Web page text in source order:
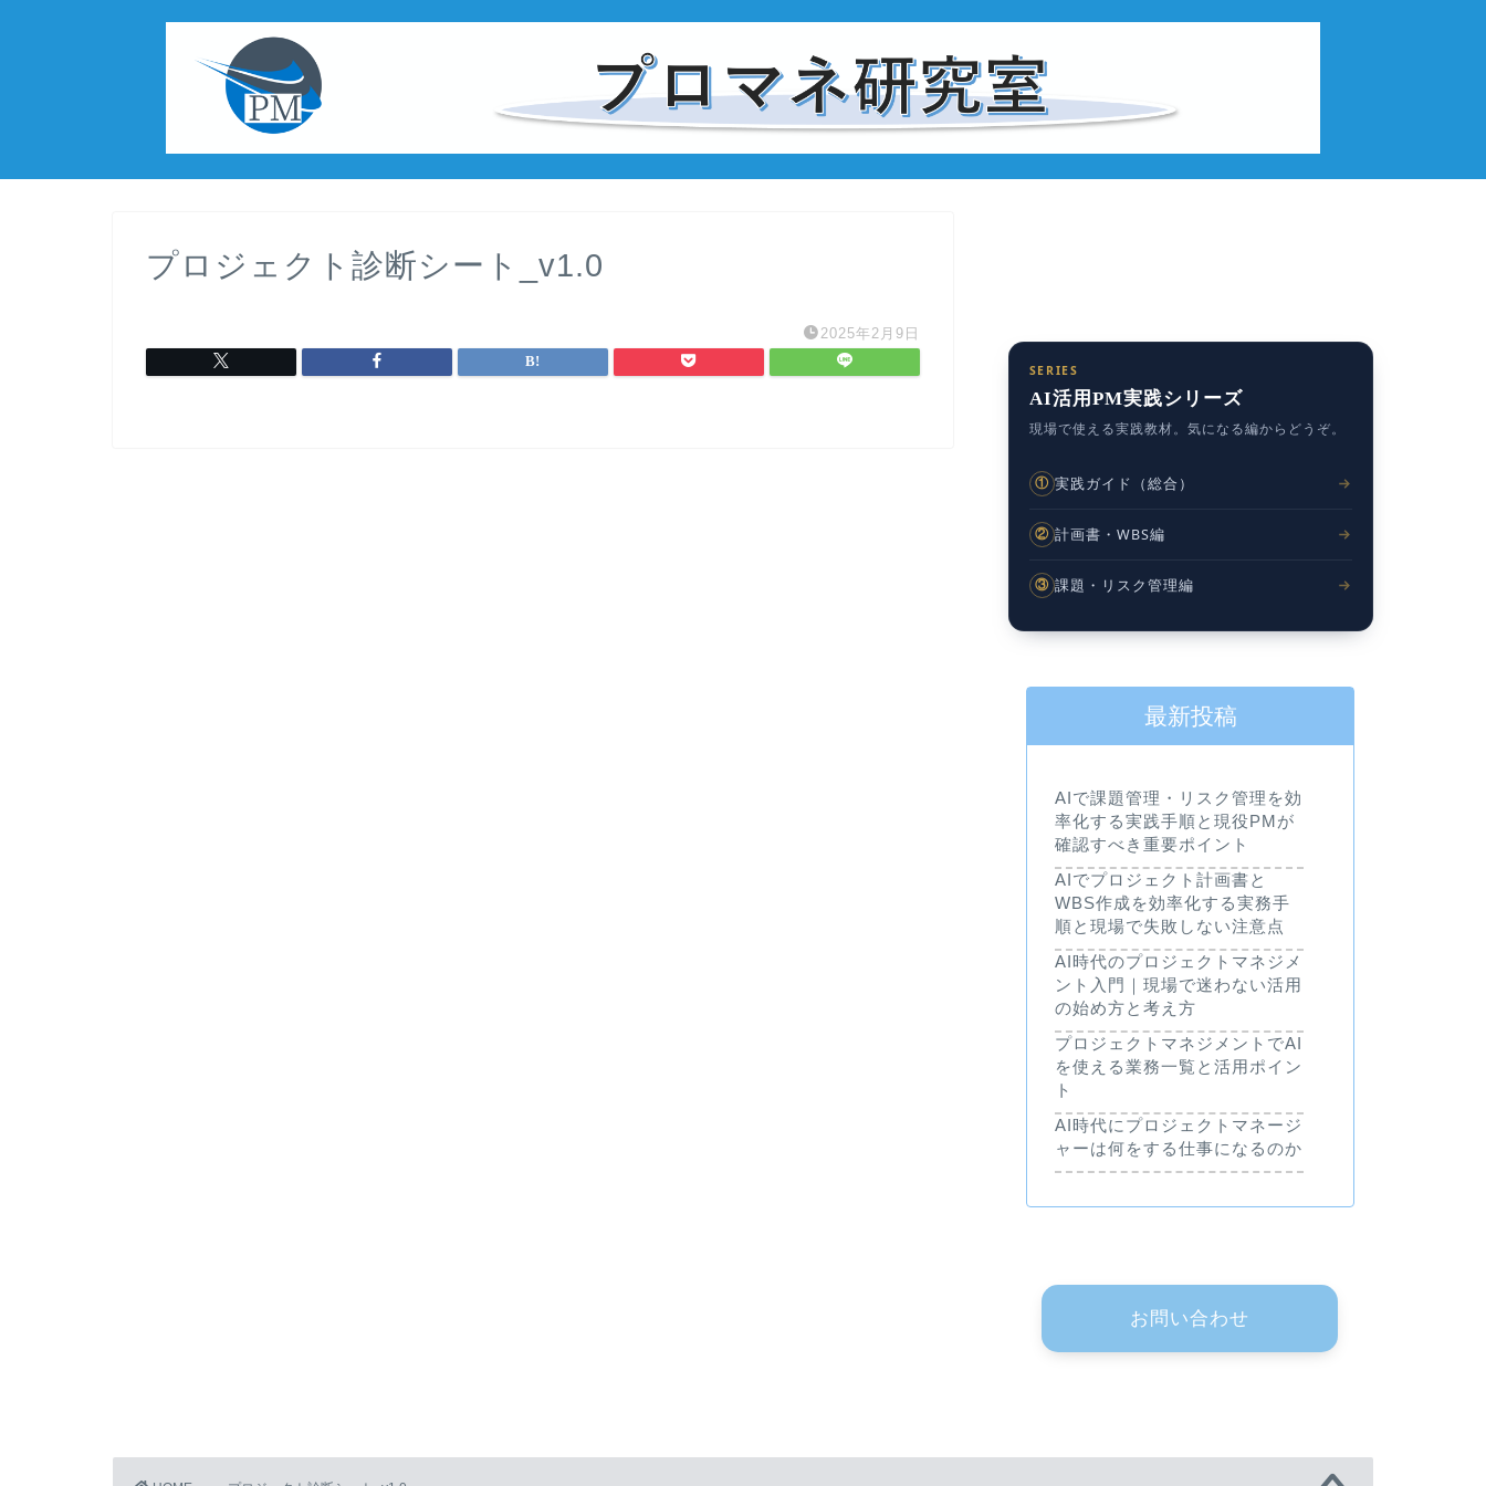
プロジェクト診断シート_v1.0
2025年2月9日
SERIES
AI活用PM実践シリーズ
現場で使える実践教材。気になる編からどうぞ。
① 実践ガイド（総合）
② 計画書・WBS編
③ 課題・リスク管理編
最新投稿
AIで課題管理・リスク管理を効
率化する実践手順と現役PMが
確認すべき重要ポイント
AIでプロジェクト計画書と
WBS作成を効率化する実務手
順と現場で失敗しない注意点
AI時代のプロジェクトマネジメ
ント入門｜現場で迷わない活用
の始め方と考え方
プロジェクトマネジメントでAI
を使える業務一覧と活用ポイン
ト
AI時代にプロジェクトマネージ
ャーは何をする仕事になるのか
お問い合わせ